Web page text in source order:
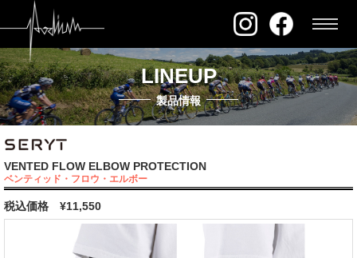
LINEUP
製品情報
VENTED FLOW ELBOW PROTECTION
ベンティッド・フロウ・エルボー
税込価格 ¥11,550